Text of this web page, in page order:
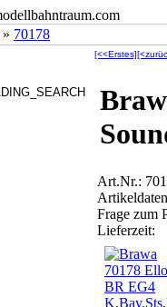
» 70178
[<<Erstes]
Art.Nr.:
Frage zum
Lieferzeit: